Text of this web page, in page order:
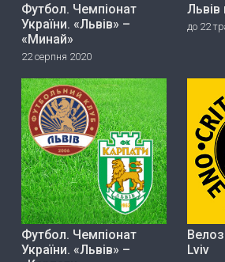
Футбол. Чемпіонат
України. «Львів» –
«Минай»
22 серпня 2020
Львів
до 22
Футбол. Чемпіонат
України. «Львів» –
Lviv